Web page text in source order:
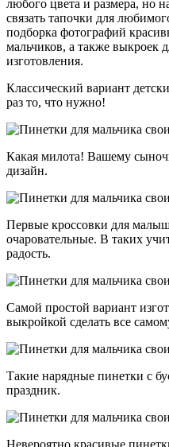
любого цвета и размера, но
связать тапочки для
подборка фотографий
мальчиков, а также выкроек
изготовления.
Классический вариант
раз то, что нужно!
Какая милота! Вашему
дизайн.
Первые кроссовки для
очаровательные. В таких
радость.
Самой простой вариант
выкройкой сделать все
Такие нарядные пинетки с
праздник.